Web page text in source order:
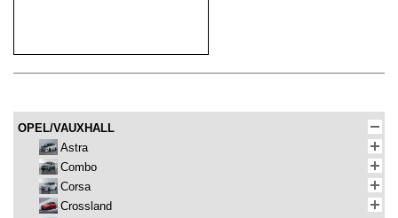
OPEL/VAUXHALL
Astra
Combo
Corsa
Crossland